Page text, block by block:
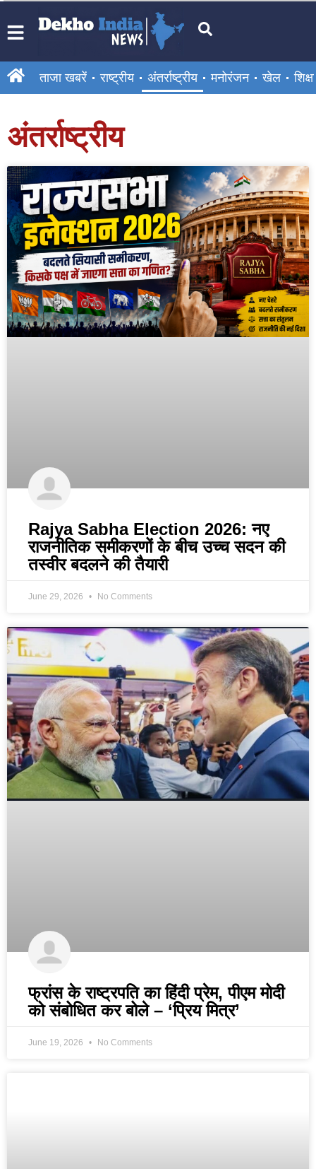
ताजा खबरें राष्ट्रीय अंतर्राष्ट्रीय मनोरंजन खेल शिक्षा
अंतर्राष्ट्रीय
Rajya Sabha Election 2026: नए
राजनीतिक समीकरणों के बीच उच्च सदन की
तस्वीर बदलने की तैयारी
June 29, 2026 No Comments
फ्रांस के राष्ट्रपति का हिंदी प्रेम, पीएम मोदी
को संबोधित कर बोले – ‘प्रिय मित्र’
June 19, 2026 No Comments